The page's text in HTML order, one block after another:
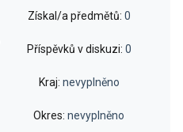
Získal/a předmětů: 0
Příspěvků v diskuzi: 0
Kraj: nevyplněno
Okres: nevyplněno